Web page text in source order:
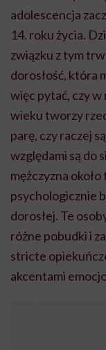
adolescencja
14. roku życia.
związku z tym
dorosłość, która
więc pytać, czy
wieku tworzy
parę, czy raczej
względami są do
mężczyzna
psychologicznie
dorosłej. Te
różne pobudki i
stricte
akcentami